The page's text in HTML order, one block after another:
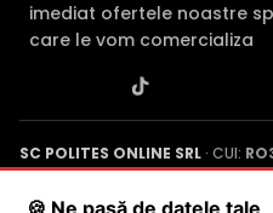
imediat ofertele noastre
care le vom comercializa
SC POLITES ONLINE SRL · CUI:
J2015001227161· Capital social:
Poenaru, Nr. 1, Craiova, Jud. Dolj ·
🍪 Ne pasă de datele tale